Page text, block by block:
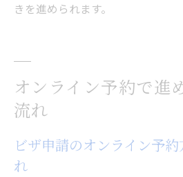
きを進められます。
オンライン予約で進
流れ
ビザ申請のオンライン予
れ